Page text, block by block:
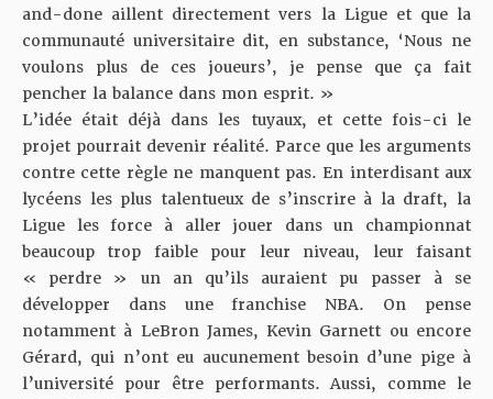
and-done aillent directement vers la Ligue et que la
communauté universitaire dit, en substance, ‘Nous ne
voulons plus de ces joueurs’, je pense que ça fait
pencher la balance dans mon esprit. »
L’idée était déjà dans les tuyaux, et cette fois-ci le
projet pourrait devenir réalité. Parce que les arguments
contre cette règle ne manquent pas. En interdisant aux
lycéens les plus talentueux de s’inscrire à la draft, la
Ligue les force à aller jouer dans un championnat
beaucoup trop faible pour leur niveau, leur faisant
« perdre » un an qu’ils auraient pu passer à se
développer dans une franchise NBA. On pense
notamment à LeBron James, Kevin Garnett ou encore
Gérard, qui n’ont eu aucunement besoin d’une pige à
l’université pour être performants. Aussi, comme le